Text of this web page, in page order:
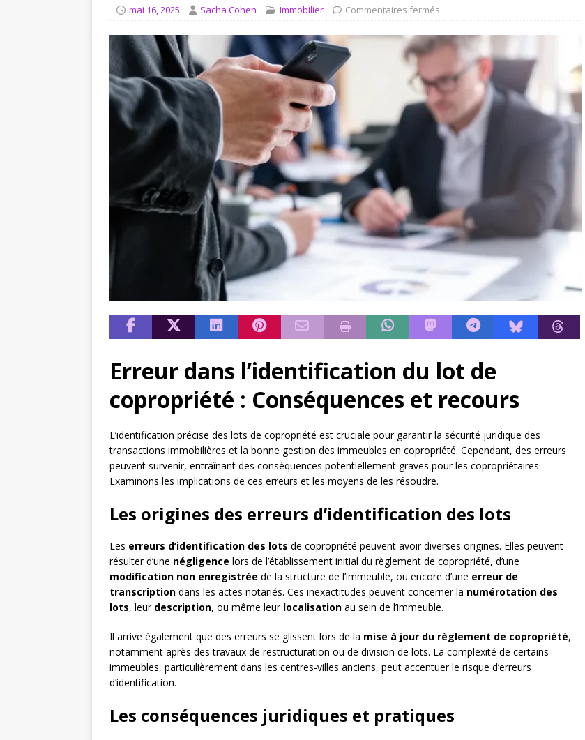
Comment intégrer les recommandations électroniques dans vos dossiers
mai 16, 2025 Sacha Cohen Immobilier Commentaires fermés
Erreur dans l’identification du lot de
copropriété : Conséquences et recours
L’identification précise des lots de copropriété est cruciale pour garantir la sécurité juridique des
transactions immobilières et la bonne gestion des immeubles en copropriété. Cependant, des erreurs
peuvent survenir, entraînant des conséquences potentiellement graves pour les copropriétaires.
Examinons les implications de ces erreurs et les moyens de les résoudre.
Les origines des erreurs d’identification des lots
Les erreurs d’identification des lots de copropriété peuvent avoir diverses origines. Elles peuvent
résulter d’une négligence lors de l’établissement initial du règlement de copropriété, d’une
modification non enregistrée de la structure de l’immeuble, ou encore d’une erreur de
transcription dans les actes notariés. Ces inexactitudes peuvent concerner la numérotation des
lots, leur description, ou même leur localisation au sein de l’immeuble.
Il arrive également que des erreurs se glissent lors de la mise à jour du règlement de copropriété,
notamment après des travaux de restructuration ou de division de lots. La complexité de certains
immeubles, particulièrement dans les centres-villes anciens, peut accentuer le risque d’erreurs
d’identification.
Les conséquences juridiques et pratiques